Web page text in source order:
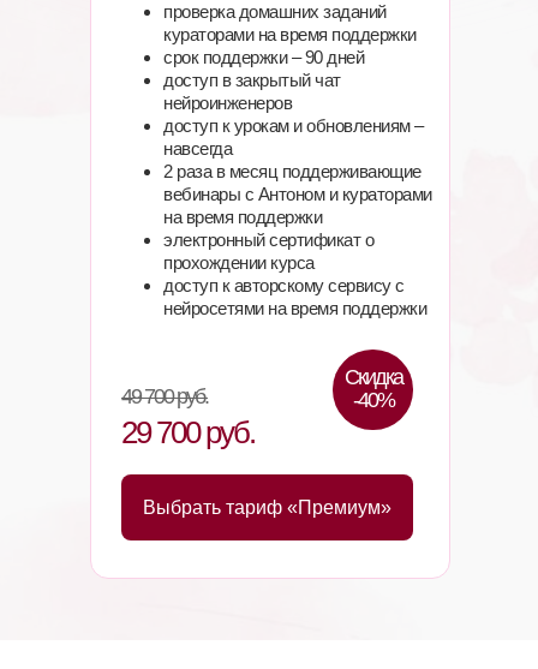
Выбрать тариф «Премиум»
проверка домашних заданий
кураторами на время поддержки
срок поддержки –90 дней
доступ в закрытый чат
нейроинженеров
доступ к урокам и обновлениям –
навсегда
2 раза в месяц поддерживающие
вебинары с Антоном и кураторами
на время поддержки
электронный сертификат о
прохождении курса
доступ к авторскому сервису с
нейросетями на время поддержки
49 700 руб.
29 700 руб.
Скидка
-40%